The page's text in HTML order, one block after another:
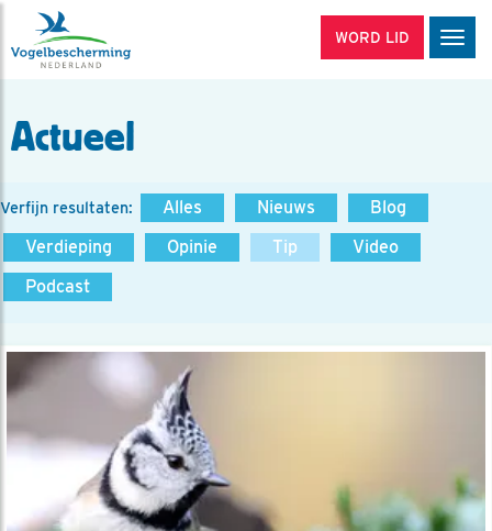
WORD LID
Actueel
Verfijn resultaten: Alles Nieuws
Blog
Verdieping
Opinie Tip
Video
Podcast